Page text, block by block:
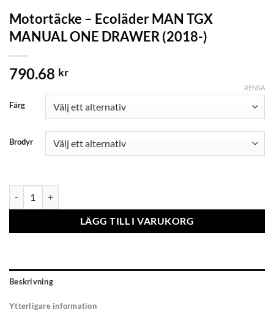
Motortäcke – Ecoläder MAN TGX
MANUAL ONE DRAWER (2018-)
790.68 kr
Färg
Brodyr
RENSA
LÄGG TILL I VARUKORG
Beskrivning
Ytterligare information